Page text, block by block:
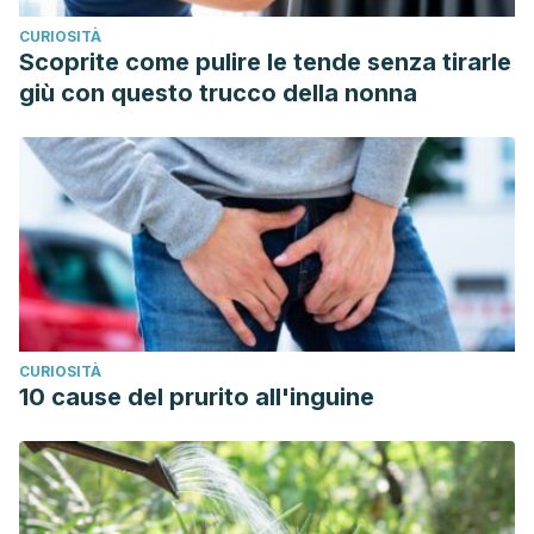
https://medlineplus.gov/spanish/gastroenteritis.html
Blacklow, N. R., & Greenberg, H. B. (1991). Viral
gastroenteritis.
New England Journal of Medicine
Galanis, E (2007 Sep 11). «Campylobacter and bacterial
gastroenteritis.». CMAJ : Canadian Medical Association 177
(6): 570-1.
Gastroenteritis bacteriana, Veteran Health Library.
Recogido a 20 de agosto en
https://www.veteranshealthlibrary.va.gov/Spanish/
Sepúlveda, Sofía E., et al. “Enfermedad inflamatoria
intestinal: Una mirada inmunológica.”
Chile136.3 (2008): 367-375.
Meza-Lucas, Antonio, and Francisco Aguilar Rebolledo.
“Teniasis humana por Taenia solium.” Revista Mexicana de
Patología Clínica y Medicina de Laboratorio49.2 (2002):
CURIOSITÀ
Scoprite come pulire le tende senza tirarle
giù con questo trucco della nonna
CURIOSITÀ
10 cause del prurito all'inguine